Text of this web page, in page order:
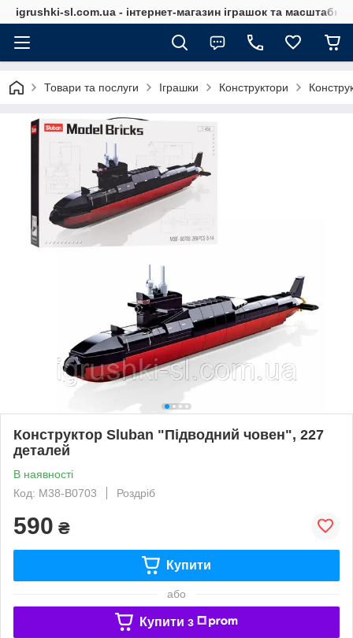
igrushki-sl.com.ua - інтернет-магазин іграшок та
Товари та послуги Іграшки Конструктори
Конструктор Sluban "Підводний човен", 227
деталей
В наявності
Код: M38-B0703
Роздріб
590 ₴
Купити
або
Купити з